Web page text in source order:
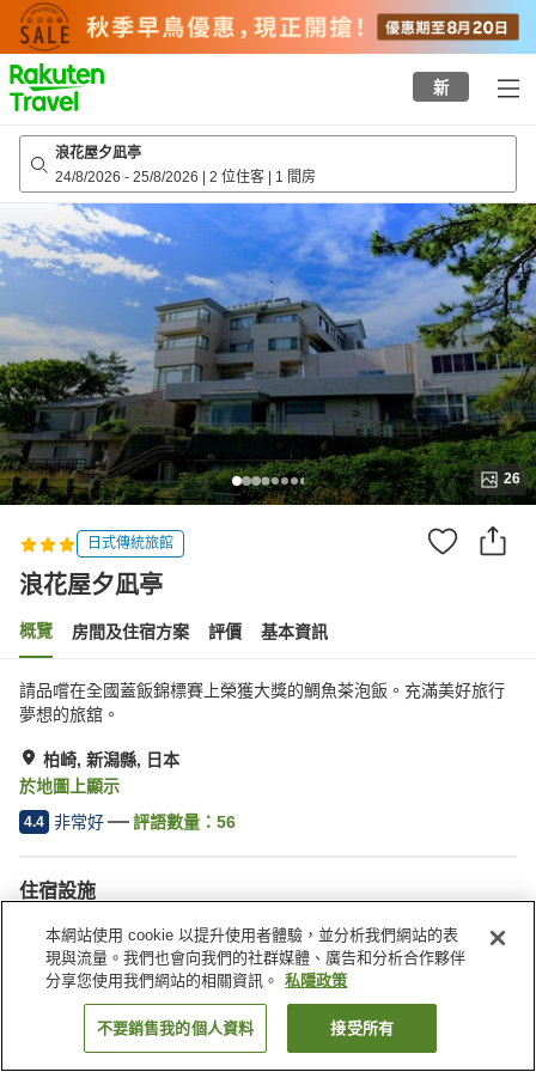
to
top
page
新
浪花屋夕凪亭
24/8/2026 - 25/8/2026 | 2 位住客 | 1 間房
26
日式傳統旅館
浪花屋夕凪亭
概覽 房間及住宿方案 評價 基本資訊
請品嚐在全國蓋飯錦標賽上榮獲大獎的鯛魚茶泡飯。充滿美好旅行
夢想的旅舘。
柏崎, 新潟縣, 日本
於地圖上顯示
4.4 非常好 評語數量： 56
住宿設施
停車場
水療/美容院
休息室
自動販賣機
找客房
本網站使用 cookie 以提升使用者體驗，並分析我們網站的表
現與流量。我們也會向我們的社群媒體、廣告和分析合作夥伴
分享您使用我們網站的相關資訊。
私隱政策
不要銷售我的個人資料 接受所有